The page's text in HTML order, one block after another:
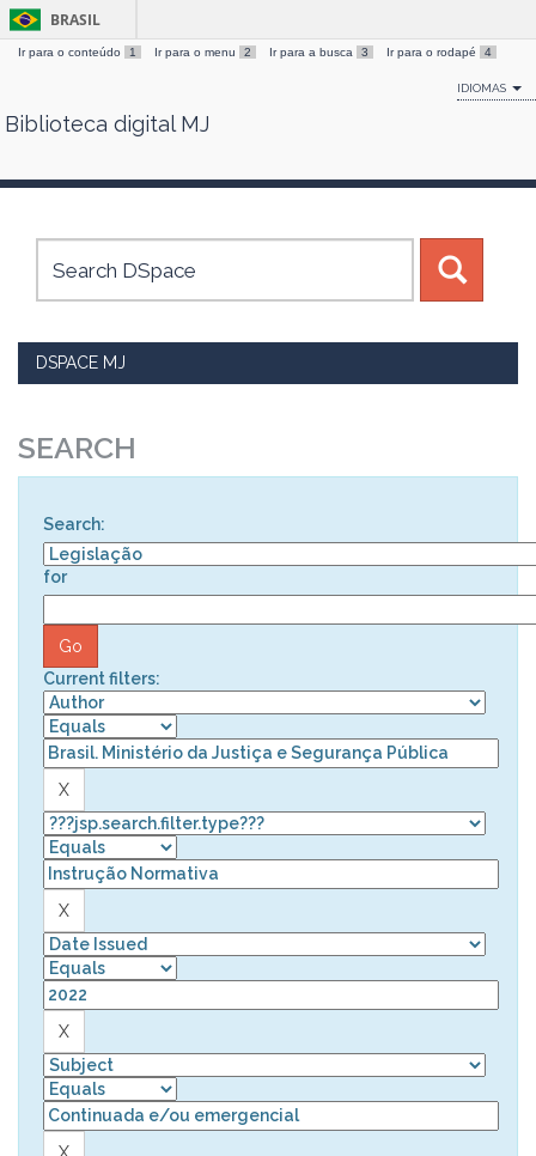
Skip
BRASIL
Ir para o conteúdo 1 Ir para o menu 2 Ir para a busca 3 Ir para o rodapé 4
IDIOMAS
Biblioteca digital MJ
DSPACE MJ
SEARCH
Search:
for
Current filters: